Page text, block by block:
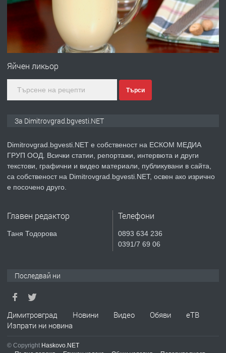
преди 11 месеца
ПРЕДЛАГА Онлайн магазин за всички!
преди 2 месеца
ПРЕДЛАГА Къща в Странско
Професионални курсове
ПРЕДЛАГА
Ремонтирана къща в с. Ябълково,
Яйчен ликьор
Търси
За Dimitrovgrad.bgvesti.NET
Dimitrovgrad.bgvesti.NET е собственост на ЕСКОМ МЕДИА
ГРУП ООД. Всички статии, репортажи, интервюта и други
текстови, графични и видео материали, публикувани в сайта,
са собственост на Dimitrovgrad.bgvesti.NET, освен ако изрично
е посочено друго.
Главен редактор
Таня Тодорова
Телефони
0893 634 236
0391/7 69 06
Последвай ни
Димитровград Новини Видео Обяви
еТВ
Изпрати ни новина
© Copyright Haskovo.NET